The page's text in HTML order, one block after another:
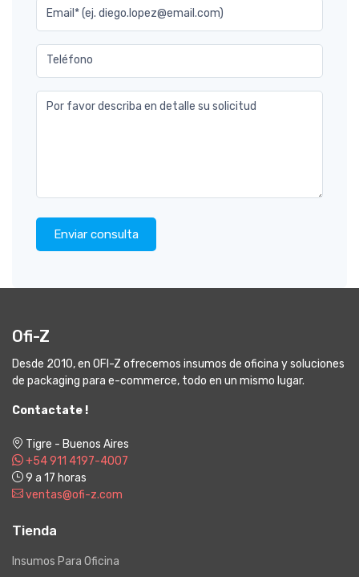
Email* (ej. diego.lopez@email.com)
Teléfono
Por favor describa en detalle su solicitud
Enviar consulta
Ofi-Z
Desde 2010, en OFI-Z ofrecemos insumos de oficina y soluciones
de packaging para e-commerce, todo en un mismo lugar.
Contactate !
Tigre - Buenos Aires
+54 911 4197-4007
9 a 17 horas
ventas@ofi-z.com
Tienda
Insumos Para Oficina